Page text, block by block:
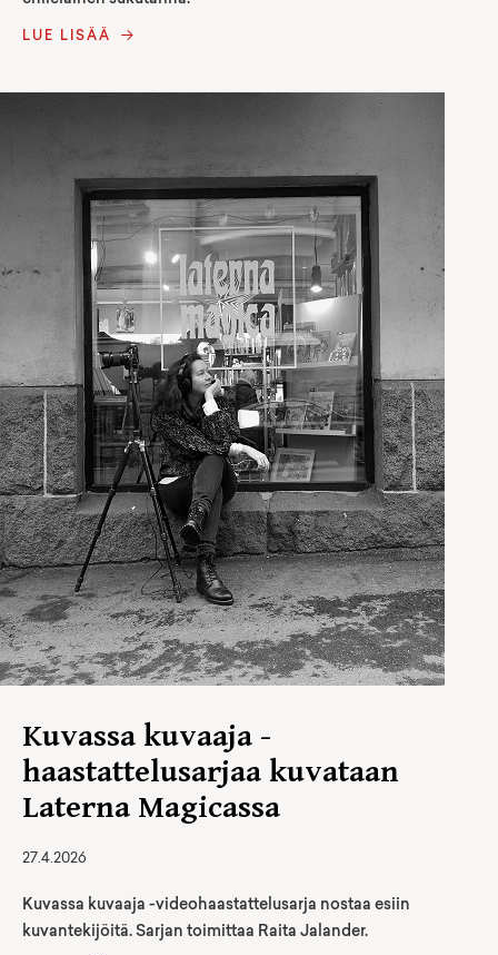
LUE LISÄÄ
Kuvassa kuvaaja -
haastattelusarjaa kuvataan
Laterna Magicassa
27.4.2026
Kuvassa kuvaaja -videohaastattelusarja nostaa esiin
kuvantekijöitä. Sarjan toimittaa Raita Jalander.